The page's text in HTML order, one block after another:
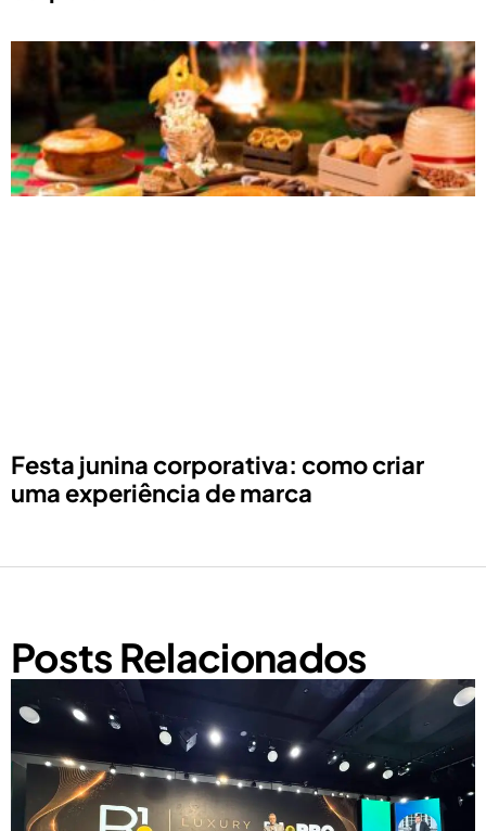
Festa junina corporativa: como criar
uma experiência de marca
Posts Relacionados